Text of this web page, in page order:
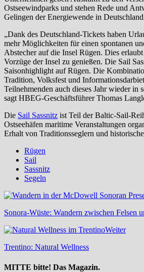
Ostseewindparks und stehen Rede und
Gelingen der Energiewende in
„Dank des Deutschland-Tickets haben
mehr Möglichkeiten für einen spontanen
Abstecher auf die Insel Rügen. Dies
Vorzüge der Insel zu genießen. Die Sail
Saisonhighlight auf Rügen. Die
Tradition, Volksfest und
Teilnehmenden auch dieses Jahr wieder in
sagt HBEG-Geschäftsführer Thomas
Die Sail Sassnitz ist Teil der Baltic-Sail-
Ostseehäfen maritime Veranstaltungen
Erhalt von Traditionsseglern und
Rügen
Sail
Sassnitz
Segeln
Sonora-Wüste: Wandern zwischen Felsen
Weiter
Trentino: Natural Wellness
MITTE bitte! Das Magazin.